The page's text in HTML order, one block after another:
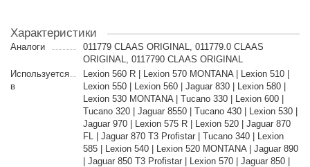
Характеристики
Аналоги
011779 CLAAS ORIGINAL, 011779.0 CLAAS
ORIGINAL, 0117790 CLAAS ORIGINAL
Используется
в
Lexion 560 R | Lexion 570 MONTANA | Lexion 510 |
Lexion 550 | Lexion 560 | Jaguar 830 | Lexion 580 |
Lexion 530 MONTANA | Tucano 330 | Lexion 600 |
Tucano 320 | Jaguar 8550 | Tucano 430 | Lexion 530 |
Jaguar 970 | Lexion 575 R | Lexion 520 | Jaguar 870
FL | Jaguar 870 T3 Profistar | Tucano 340 | Lexion
585 | Lexion 540 | Lexion 520 MONTANA | Jaguar 890
| Jaguar 850 T3 Profistar | Lexion 570 | Jaguar 850 |